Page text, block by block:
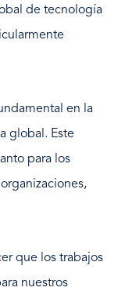
de tecnología
en la
global. Este
para los
que los trabajos
nuestros